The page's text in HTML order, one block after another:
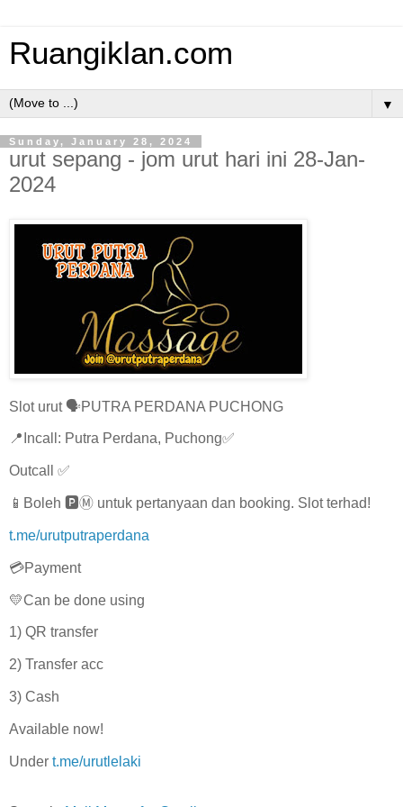
Ruangiklan.com
▼
Sunday, January 28, 2024
urut sepang - jom urut hari ini 28-Jan-
2024
Slot urut 🗣️PUTRA PERDANA PUCHONG
📍Incall: Putra Perdana, Puchong✅
Outcall ✅
📱Boleh 🅿️Ⓜ️ untuk pertanyaan dan booking. Slot terhad!
t.me/urutputraperdana
💳Payment
💛Can be done using
1) QR transfer
2) Transfer acc
3) Cash
Available now!
Under t.me/urutlelaki